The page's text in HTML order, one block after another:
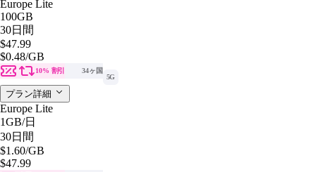
Europe Lite
100GB
30日間
$47.99
$0.48/GB
10% 割引
34ヶ国
5G
プラン詳細
Europe Lite
1GB/日
30日間
$1.60/GB
$47.99